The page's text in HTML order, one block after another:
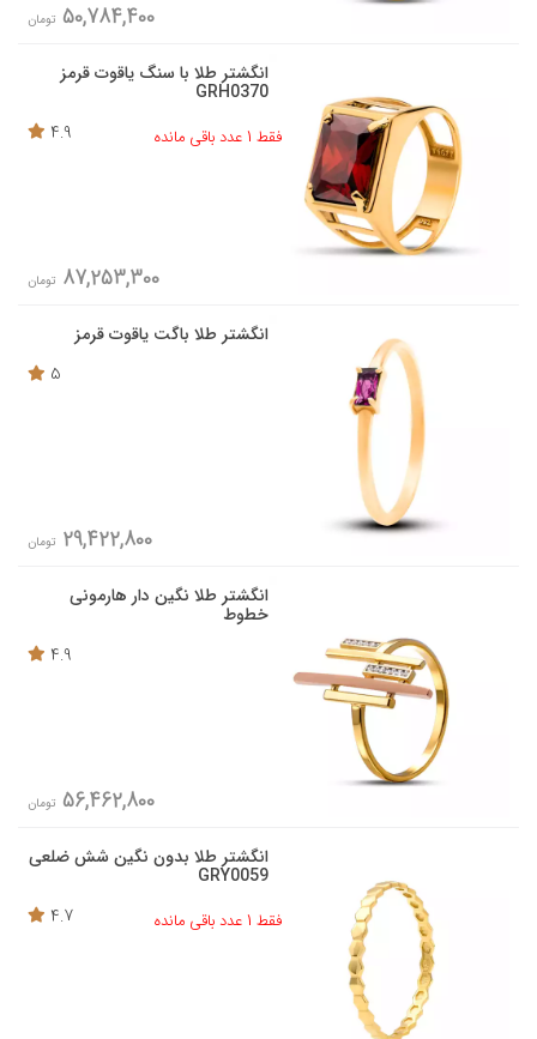
50,784,400 تومان
انگشتر طلا با سنگ یاقوت قرمز
GRH0370
فقط 1 عدد باقی مانده
4.9
87,253,300 تومان
انگشتر طلا باگت یاقوت قرمز
5
29,422,800 تومان
انگشتر طلا نگین دار هارمونی
خطوط
4.9
56,462,800 تومان
انگشتر طلا بدون نگین شش ضلعی
GRY0059
فقط 1 عدد باقی مانده
4.7